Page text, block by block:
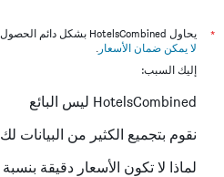
*
يحاول HotelsCombined بشكل دائم الحصول على الأسعار الدقيقة، ولكن
لا يمكن ضمان الأسعار .
إليك السبب:
HotelsCombined ليس البائع
نقوم بتجميع الكثير من البيانات لك
لماذا لا تكون الأسعار دقيقة بنسبة 100٪؟